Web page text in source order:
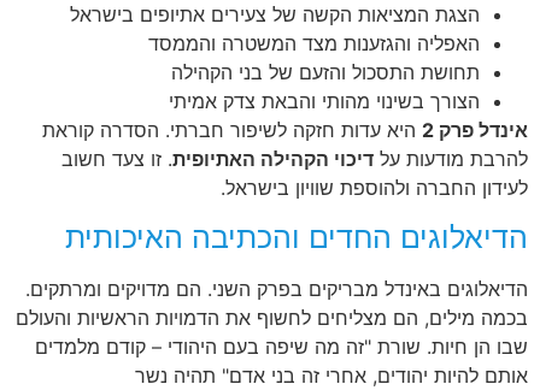
הצגת המציאות הקשה של צעירים אתיופים בישראל
האפליה והגזענות מצד המשטרה והממסד
תחושת התסכול והזעם של בני הקהילה
הצורך בשינוי מהותי והבאת צדק אמיתי
אינדל פרק 2
היא עדות חזקה לשיפור חברתי. הסדרה קוראת
להרבת מודעות על דיכוי הקהילה האתיופית. זו צעד חשוב
לעידון החברה ולהוספת שוויון בישראל.
הדיאלוגים החדים והכתיבה האיכותית
הדיאלוגים באינדל מבריקים בפרק השני. הם מדויקים ומרתקים.
בכמה מילים, הם מצליחים לחשוף את הדמויות הראשיות והעולם
שבו הן חיות. שורת "זה מה שיפה בעם היהודי – קודם מלמדים
אותם להיות יהודים, אחרי זה בני אדם" תהיה נשר